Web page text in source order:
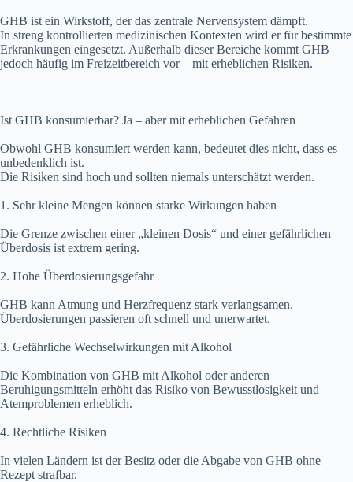
GHB ist ein Wirkstoff, der das zentrale Nervensystem dämpft.
In streng kontrollierten medizinischen Kontexten wird er für bestimmte
Erkrankungen eingesetzt. Außerhalb dieser Bereiche kommt GHB
jedoch häufig im Freizeitbereich vor – mit erheblichen Risiken.
Ist GHB konsumierbar? Ja – aber mit erheblichen Gefahren
Obwohl GHB konsumiert werden kann, bedeutet dies nicht, dass es
unbedenklich ist.
Die Risiken sind hoch und sollten niemals unterschätzt werden.
1. Sehr kleine Mengen können starke Wirkungen haben
Die Grenze zwischen einer „kleinen Dosis“ und einer gefährlichen
Überdosis ist extrem gering.
2. Hohe Überdosierungsgefahr
GHB kann Atmung und Herzfrequenz stark verlangsamen.
Überdosierungen passieren oft schnell und unerwartet.
3. Gefährliche Wechselwirkungen mit Alkohol
Die Kombination von GHB mit Alkohol oder anderen
Beruhigungsmitteln erhöht das Risiko von Bewusstlosigkeit und
Atemproblemen erheblich.
4. Rechtliche Risiken
In vielen Ländern ist der Besitz oder die Abgabe von GHB ohne
Rezept strafbar.